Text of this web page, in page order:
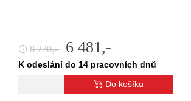
🛈 8 230,- 6 481,-
K odeslání do 14 pracovních dnů
Do košíku